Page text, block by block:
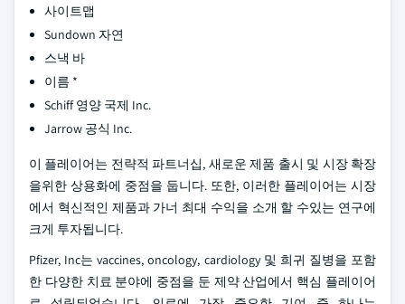
사이트맵
Sundown 자연
스낵 바
이름 *
Schiff 영양 국제 Inc.
Jarrow 공식 Inc.
이 플레이어는 전략적 파트너십, 새로운 제품 출시 및 시장 확장
을위한 상용화에 중점을 둡니다. 또한, 이러한 플레이어는 시장
에서 혁신적인 제품과 가너 최대 수익을 소개 할 수있는 연구에
크게 투자됩니다.
Pfizer, Inc는 vaccines, oncology, cardiology 및 희귀 질병을 포함
한 다양한 치료 분야에 중점을 둔 제약 산업에서 핵심 플레이어